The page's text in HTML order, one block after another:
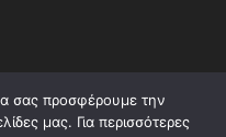
σας προσφέρουμε την
μας. Για περισσότερες